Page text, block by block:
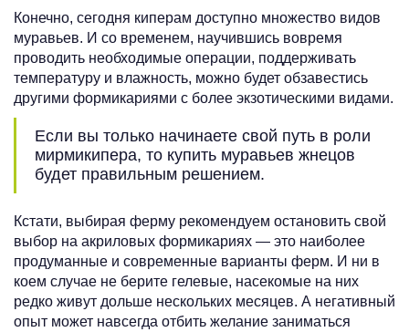
Конечно, сегодня киперам доступно множество видов
муравьев. И со временем, научившись вовремя
проводить необходимые операции, поддерживать
температуру и влажность, можно будет обзавестись
другими формикариями с более экзотическими видами.
Если вы только начинаете свой путь в роли
мирмикипера, то купить муравьев жнецов
будет правильным решением.
Кстати, выбирая ферму рекомендуем остановить свой
выбор на акриловых формикариях — это наиболее
продуманные и современные варианты ферм. И ни в
коем случае не берите гелевые, насекомые на них
редко живут дольше нескольких месяцев. А негативный
опыт может навсегда отбить желание заниматься